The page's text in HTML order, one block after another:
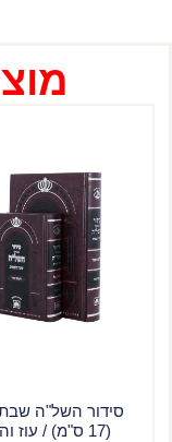
סידור השל"ה
(17 ס"מ) / עוז והדר